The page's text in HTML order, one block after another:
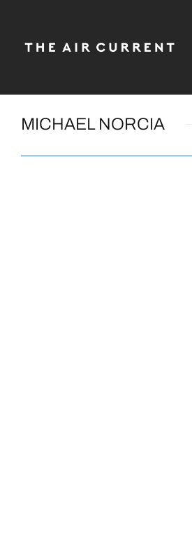
MICHAEL NORCIA